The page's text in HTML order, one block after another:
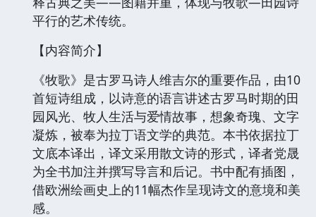
平行的艺术传统。
【内容简介】
《牧歌》是古罗马诗人维吉尔的重要作品，由10
首短诗组成，以诗意的语言讲述古罗马时期的田
园风光、牧人生活与爱情故事，想象奇瑰、文字
凝炼，被奉为拉丁语文学的典范。本书依据拉丁
文底本译出，译文采用散文诗的形式，译者党晟
为全书加注并撰写导言和后记。书中配有插图，
借欧洲绘画史上的11幅杰作呈现诗文的意境和美
感。